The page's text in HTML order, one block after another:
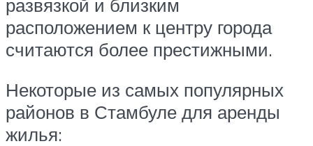
развязкой и близким
расположением к центру города
считаются более престижными.
Некоторые из самых популярных
районов в Стамбуле для аренды
жилья: